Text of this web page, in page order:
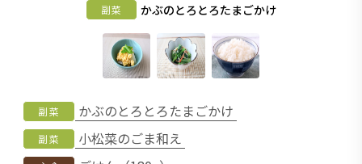
副菜 かぶのとろとろたまごかけ
副菜 かぶのとろとろたまごかけ
副菜 小松菜のごま和え